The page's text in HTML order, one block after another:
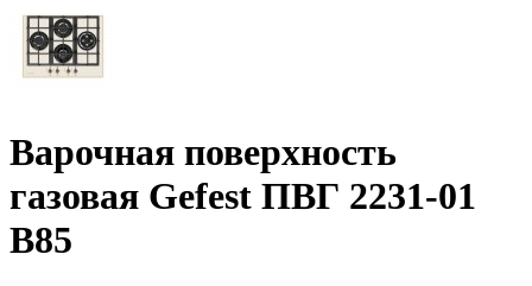
Варочная поверхность
газовая Gefest ПВГ 2231-01
В85